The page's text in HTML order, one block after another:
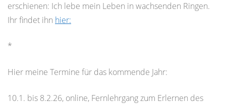
erschienen: Ich lebe mein Leben in wachsenden Ringen.
Ihr findet ihn hier:
*
Hier meine Termine für das kommende Jahr:
10.1. bis 8.2.26, online, Fernlehrgang zum Erlernen des